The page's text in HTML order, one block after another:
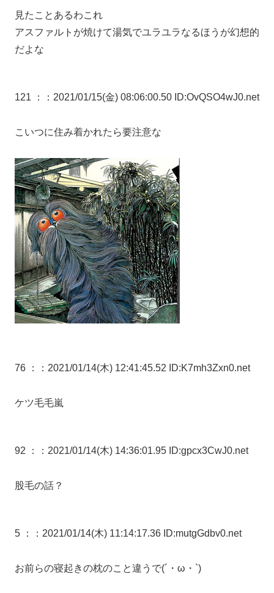
見たことあるわこれ
アスファルトが焼けて湯気でユラユラなるほうが幻想的
だよな
121 ： ：2021/01/15(金) 08:06:00.50 ID:OvQSO4wJ0.net
こいつに住み着かれたら要注意な
76 ： ：2021/01/14(木) 12:41:45.52 ID:K7mh3Zxn0.net
ケツ毛毛嵐
92 ： ：2021/01/14(木) 14:36:01.95 ID:gpcx3CwJ0.net
股毛の話？
5 ： ：2021/01/14(木) 11:14:17.36 ID:mutgGdbv0.net
お前らの寝起きの枕のこと違うで(´・ω・`)